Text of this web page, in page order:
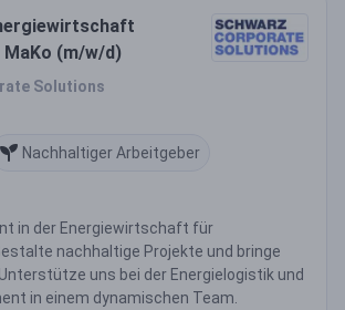
(m/w/d)
Solutions
Nachhaltiger Arbeitgeber
in der Energiewirtschaft für
nachhaltige Projekte und bringe
uns bei der Energielogistik und
in einem dynamischen Team.